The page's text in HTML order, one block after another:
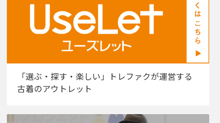
「選ぶ・探す・楽しい」トレファクが運営する
古着のアウトレット